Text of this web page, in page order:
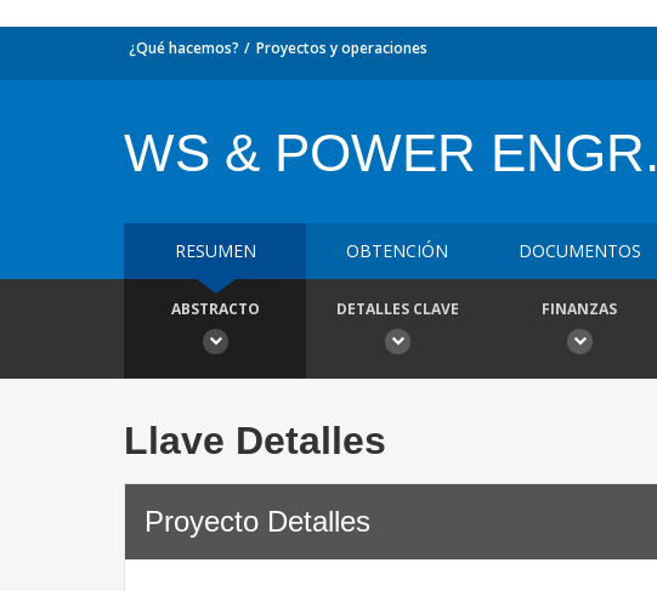
¿Qué hacemos? Proyectos y operaciones
WS & POWER ENGR.
RESUMEN OBTENCIÓN DOCUMENTOS
ABSTRACTO DETALLES CLAVE FINANZAS
Llave Detalles
Proyecto Detalles